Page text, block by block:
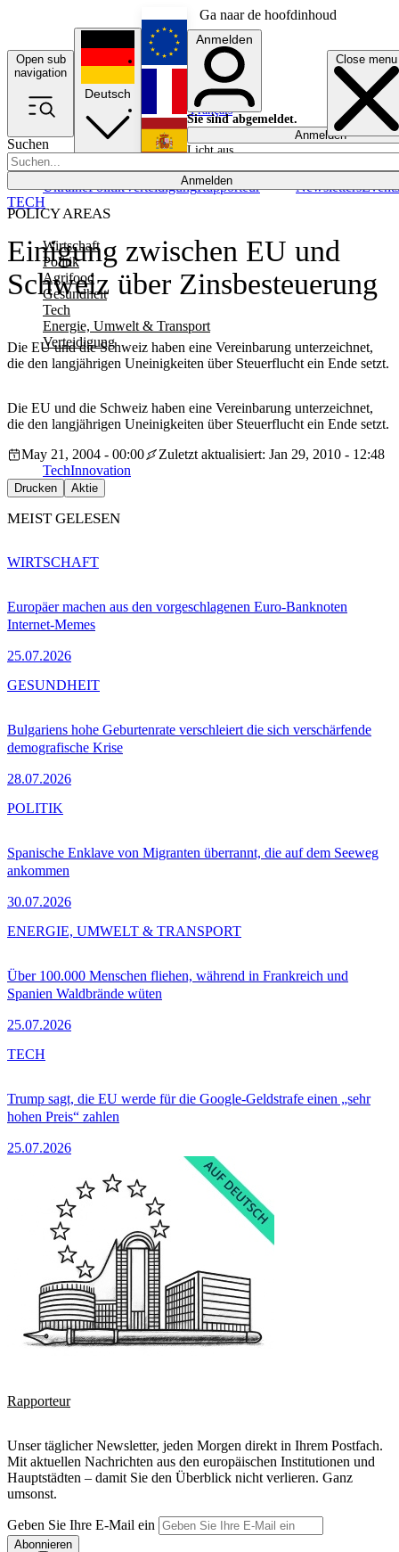
Ga naar de hoofdinhoud
Open sub
navigation
Close menu
Suchen
Anmelden
POLICY AREAS
Wirtschaft
Politik
Agrifood
Gesundheit
Tech
Energie, Umwelt & Transport
Verteidigung
UkrainePolitikVerteidigungRapporteur NewslettersEvents
Deutsch
English
Français
Anmelden
Sie sind abgemeldet.
Anmelden
Licht aus
Einigung zwischen EU und
Schweiz über Zinsbesteuerung
Die EU und die Schweiz haben eine Vereinbarung unterzeichnet,
die den langjährigen Uneinigkeiten über Steuerflucht ein Ende setzt.
TECH
Die EU und die Schweiz haben eine Vereinbarung unterzeichnet,
die den langjährigen Uneinigkeiten über Steuerflucht ein Ende setzt.
May 21, 2004 - 00:00
Zuletzt aktualisiert: Jan 29, 2010 - 12:48
TechInnovation
Drucken Aktie
MEIST GELESEN
Europäer machen aus den vorgeschlagenen Euro-Banknoten
Internet-Memes
25.07.2026
WIRTSCHAFT
Bulgariens hohe Geburtenrate verschleiert die sich verschärfende
demografische Krise
28.07.2026
GESUNDHEIT
Spanische Enklave von Migranten überrannt, die auf dem Seeweg
ankommen
30.07.2026
POLITIK
Über 100.000 Menschen fliehen, während in Frankreich und
Spanien Waldbrände wüten
25.07.2026
ENERGIE, UMWELT & TRANSPORT
Trump sagt, die EU werde für die Google-Geldstrafe einen „sehr
hohen Preis“ zahlen
25.07.2026
TECH
Rapporteur
Unser täglicher Newsletter, jeden Morgen direkt in Ihrem Postfach.
Mit aktuellen Nachrichten aus den europäischen Institutionen und
Hauptstädten – damit Sie den Überblick nicht verlieren. Ganz
umsonst.
Geben Sie Ihre E-Mail ein
Abonnieren